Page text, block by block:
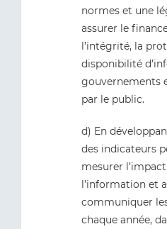
normes et une
assurer le
l’intégrité, la
disponibilité
gouvernements
par le public.
d) En
des indicateurs
mesurer l’impact
l’information et
communiquer
chaque année,